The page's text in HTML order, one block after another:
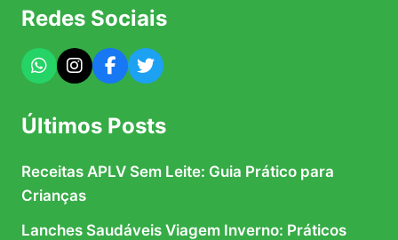
Redes Sociais
Últimos Posts
Receitas APLV Sem Leite: Guia Prático para
Crianças
Lanches Saudáveis Viagem Inverno: Práticos